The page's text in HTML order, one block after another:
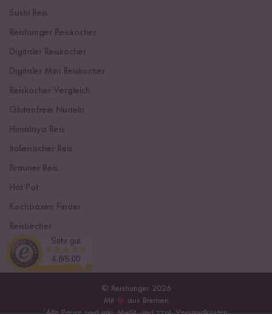
Sushi Reis
Reishunger Reiskocher
Digitaler Reiskocher
Digitaler Mini Reiskocher
Reiskocher Vergleich
Glutenfreie Nudeln
Himalaya Reis
Italienischer Reis
Brauner Reis
Hot Pot
Kochboxen Finder
Reisbecher
Sushi Einsteiger Box
© Reishunger 2026
Mit
aus Bremen
¹Alle Preise sind inkl. MwSt. und zzgl.Versandkosten.
Sehr gut
4.8/5.00